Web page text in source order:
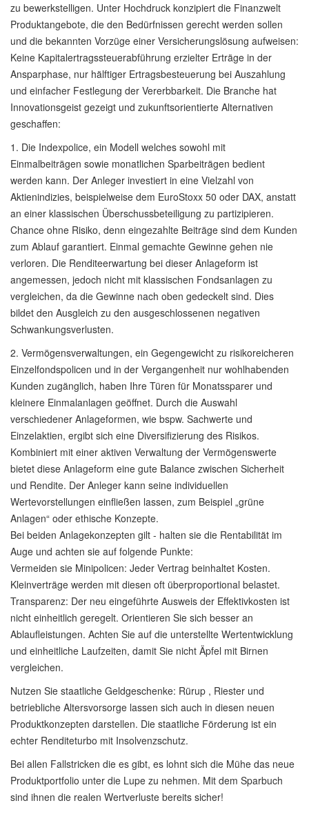
zu bewerkstelligen. Unter Hochdruck konzipiert die Finanzwelt
Produktangebote, die den Bedürfnissen gerecht werden sollen
und die bekannten Vorzüge einer Versicherungslösung aufweisen:
Keine Kapitalertragssteuerabführung erzielter Erträge in der
Ansparphase, nur hälftiger Ertragsbesteuerung bei Auszahlung
und einfacher Festlegung der Vererbbarkeit. Die Branche hat
Innovationsgeist gezeigt und zukunftsorientierte Alternativen
geschaffen:
1. Die Indexpolice, ein Modell welches sowohl mit
Einmalbeiträgen sowie monatlichen Sparbeiträgen bedient
werden kann. Der Anleger investiert in eine Vielzahl von
Aktienindizies, beispielweise dem EuroStoxx 50 oder DAX, anstatt
an einer klassischen Überschussbeteiligung zu partizipieren.
Chance ohne Risiko, denn eingezahlte Beiträge sind dem Kunden
zum Ablauf garantiert. Einmal gemachte Gewinne gehen nie
verloren. Die Renditeerwartung bei dieser Anlageform ist
angemessen, jedoch nicht mit klassischen Fondsanlagen zu
vergleichen, da die Gewinne nach oben gedeckelt sind. Dies
bildet den Ausgleich zu den ausgeschlossenen negativen
Schwankungsverlusten.
2. Vermögensverwaltungen, ein Gegengewicht zu risikoreicheren
Einzelfondspolicen und in der Vergangenheit nur wohlhabenden
Kunden zugänglich, haben Ihre Türen für Monatssparer und
kleinere Einmalanlagen geöffnet. Durch die Auswahl
verschiedener Anlageformen, wie bspw. Sachwerte und
Einzelaktien, ergibt sich eine Diversifizierung des Risikos.
Kombiniert mit einer aktiven Verwaltung der Vermögenswerte
bietet diese Anlageform eine gute Balance zwischen Sicherheit
und Rendite. Der Anleger kann seine individuellen
Wertevorstellungen einfließen lassen, zum Beispiel „grüne
Anlagen“ oder ethische Konzepte.
Bei beiden Anlagekonzepten gilt - halten sie die Rentabilität im
Auge und achten sie auf folgende Punkte:
Vermeiden sie Minipolicen: Jeder Vertrag beinhaltet Kosten.
Kleinverträge werden mit diesen oft überproportional belastet.
Transparenz: Der neu eingeführte Ausweis der Effektivkosten ist
nicht einheitlich geregelt. Orientieren Sie sich besser an
Ablaufleistungen. Achten Sie auf die unterstellte Wertentwicklung
und einheitliche Laufzeiten, damit Sie nicht Äpfel mit Birnen
vergleichen.
Nutzen Sie staatliche Geldgeschenke: Rürup , Riester und
betriebliche Altersvorsorge lassen sich auch in diesen neuen
Produktkonzepten darstellen. Die staatliche Förderung ist ein
echter Renditeturbo mit Insolvenzschutz.
Bei allen Fallstricken die es gibt, es lohnt sich die Mühe das neue
Produktportfolio unter die Lupe zu nehmen. Mit dem Sparbuch
sind ihnen die realen Wertverluste bereits sicher!